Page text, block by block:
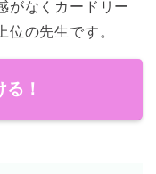
がなくカードリー
の先生です。
！